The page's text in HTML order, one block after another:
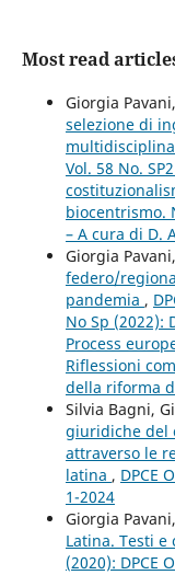
Most read
Giorgia Pavani,
selezione di
Vol. 58 No.
biocentrismo.
– A cura di D.
Giorgia Pavani,
federo/
pandemia ,
No Sp (2022):
Process
Riflessioni
della riforma
Silvia Bagni,
giuridiche del
attraverso le
latina , DPCE
1-2024
Giorgia Pavani,
Latina. Testi e
(2020): DPCE